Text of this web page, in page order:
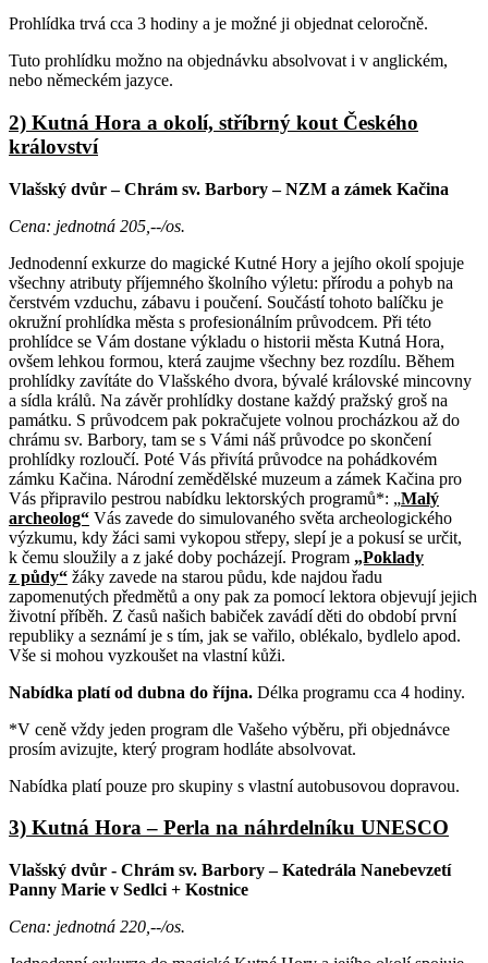
Prohlídka trvá cca 3 hodiny a je možné ji objednat celoročně.
Tuto prohlídku možno na objednávku absolvovat i v anglickém,
nebo německém jazyce.
2) Kutná Hora a okolí, stříbrný kout Českého
království
Vlašský dvůr – Chrám sv. Barbory – NZM a zámek Kačina
Cena: jednotná 205,--/os.
Jednodenní exkurze do magické Kutné Hory a jejího okolí spojuje
všechny atributy příjemného školního výletu: přírodu a pohyb na
čerstvém vzduchu, zábavu i poučení. Součástí tohoto balíčku je
okružní prohlídka města s profesionálním průvodcem. Při této
prohlídce se Vám dostane výkladu o historii města Kutná Hora,
ovšem lehkou formou, která zaujme všechny bez rozdílu. Během
prohlídky zavítáte do Vlašského dvora, bývalé královské mincovny
a sídla králů. Na závěr prohlídky dostane každý pražský groš na
památku. S průvodcem pak pokračujete volnou procházkou až do
chrámu sv. Barbory, tam se s Vámi náš průvodce po skončení
prohlídky rozloučí. Poté Vás přivítá průvodce na pohádkovém
zámku Kačina. Národní zemědělské muzeum a zámek Kačina pro
Vás připravilo pestrou nabídku lektorských programů*: „Malý
archeolog“ Vás zavede do simulovaného světa archeologického
výzkumu, kdy žáci sami vykopou střepy, slepí je a pokusí se určit,
k čemu sloužily a z jaké doby pocházejí. Program „Poklady
z půdy“ žáky zavede na starou půdu, kde najdou řadu
zapomenutých předmětů a ony pak za pomocí lektora objevují jejich
životní příběh. Z časů našich babiček zavádí děti do období první
republiky a seznámí je s tím, jak se vařilo, oblékalo, bydlelo apod.
Vše si mohou vyzkoušet na vlastní kůži.
Nabídka platí od dubna do října. Délka programu cca 4 hodiny.
*V ceně vždy jeden program dle Vašeho výběru, při objednávce
prosím avizujte, který program hodláte absolvovat.
Nabídka platí pouze pro skupiny s vlastní autobusovou dopravou.
3) Kutná Hora – Perla na náhrdelníku UNESCO
Vlašský dvůr - Chrám sv. Barbory – Katedrála Nanebevzetí
Panny Marie v Sedlci + Kostnice
Cena: jednotná 220,--/os.